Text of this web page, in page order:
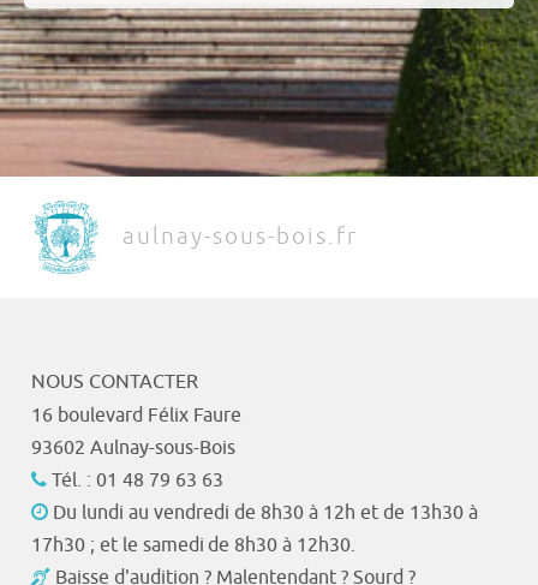
aulnay-sous-bois.fr
NOUS CONTACTER
16 boulevard Félix Faure
93602 Aulnay-sous-Bois
Tél. : 01 48 79 63 63
Du lundi au vendredi de 8h30 à 12h et de 13h30 à
17h30 ; et le samedi de 8h30 à 12h30.
Baisse d'audition ? Malentendant ? Sourd ?